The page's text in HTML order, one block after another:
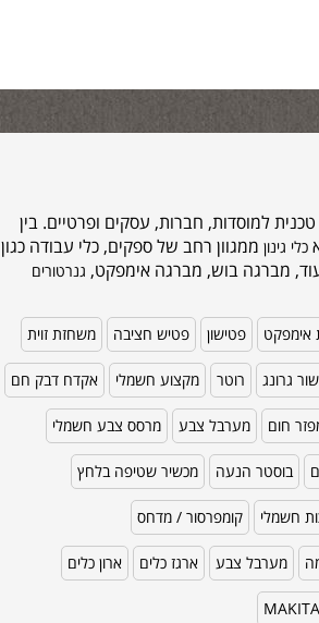
למוסדות, חברות, עסקים ופרטיים. בין
כלי גינון ממגוון רחב של ספקים, כלי עבודה כגון
מברגה בוש, מברגה אימפקט, גנרטורים
אימפקט פטישון פטיש חציבה משחזת זוית
גרונג רוטר מקצוע חשמלי אקדח דבק חם
חום מערבל צבע מרסס צבע חשמלי
בוסטר הנעה מכשיר שטיפה בלחץ
חשמלי קומפרסור / מדחס
מערבל צבע ארגז כלים ארון כלים